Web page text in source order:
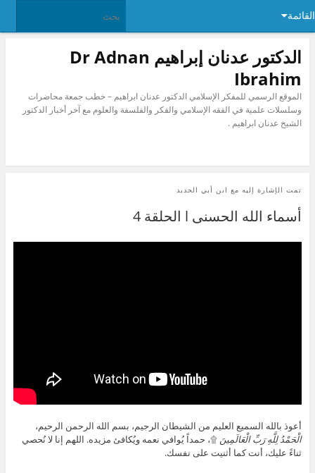
القائمة
الدكتور عدنان إبراهيم Dr Adnan
Ibrahim
الموقع الرسمي للمفكر الإسلامي الدكتور عدنان ابراهيم – خطب جمعة محاضرات
وسلسلات علمية في الفقه الإسلامي والفكر والفلسفة والعلوم مع آخر أخبار الدكتور
الشيخ عدنان ابراهيم .
تمت الإشارة إليه مع ابن أبي الحديد
أسماء الله الحسنى l الحلقة 4
أعوذ بالله السميع العليم من الشيطان الرجيم، بسم الله الرحمن الرحيم،
الْحَمْدُ لِلَّهِ رَبِّ الْعَالَمِينَ ۩، حمداً يُوافي نعمه ويُكافئ مزيده. اللهم إنا لا نُحصي
ثناءً عليك، أنت كما أثنيت على نفسك.